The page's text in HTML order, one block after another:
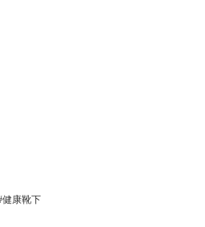
健康靴下